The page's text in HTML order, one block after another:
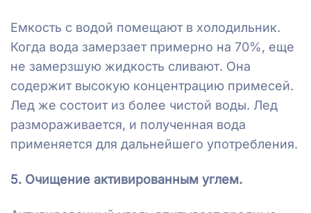
Емкость с водой помещают в холодильник.
Когда вода замерзает примерно на 70%, еще
не замерзшую жидкость сливают. Она
содержит высокую концентрацию примесей.
Лед же состоит из более чистой воды. Лед
размораживается, и полученная вода
применяется для дальнейшего употребления.
5. Очищение активированным углем.